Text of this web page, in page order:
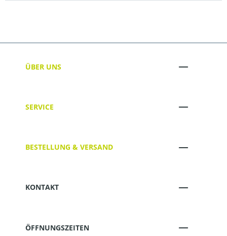
ÜBER UNS
SERVICE
BESTELLUNG & VERSAND
KONTAKT
ÖFFNUNGSZEITEN